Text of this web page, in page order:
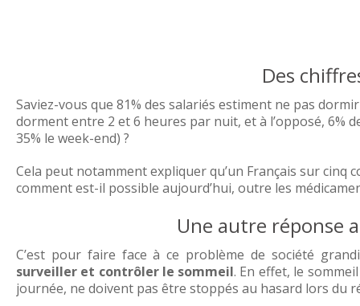
Des
Saviez-vous que 81% des salariés estiment ne pas
dorment entre 2 et 6 heures par nuit, et à l’opposé, 6%
35% le week-end) ?
Cela peut notamment expliquer qu’un Français sur cinq
comment est-il possible aujourd’hui, outre les
Une autre réponse
C’est pour faire face à ce problème de société
surveiller et contrôler le sommeil. En effet, le
journée, ne doivent pas être stoppés au hasard lors du